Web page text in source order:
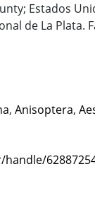
Estados
de La Plata.
, Anisoptera,